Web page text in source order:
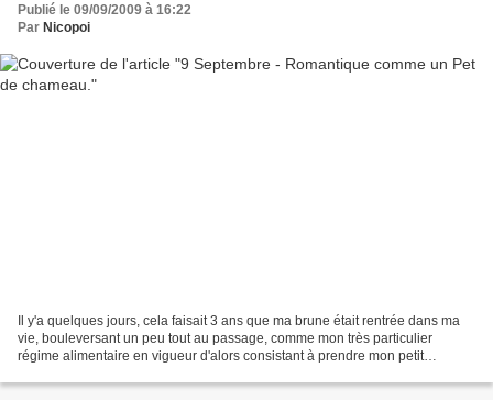
Publié le 09/09/2009 à 16:22
Par Nicopoi
Il y'a quelques jours, cela faisait 3 ans que ma brune était rentrée dans ma
vie, bouleversant un peu tout au passage, comme mon très particulier
régime alimentaire en vigueur d'alors consistant à prendre mon petit